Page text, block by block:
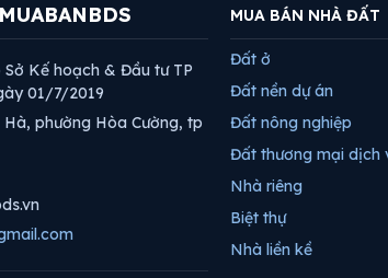
Sở Kế hoạch & Đầu tư TP
01/7/2019
Hà, phường Hòa Cường, tp
MUA BÁN NHÀ ĐẤT
Đất ở
Đất nền dự án
Đất nông nghiệp
Đất thương mại dịch
Nhà riêng
Biệt thự
Nhà liền kề